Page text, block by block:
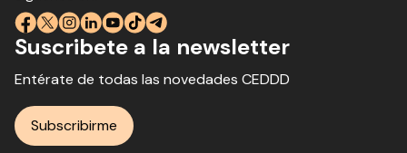
Suscribete a la newsletter
Entérate de todas las novedades CEDDD
Subscribirme